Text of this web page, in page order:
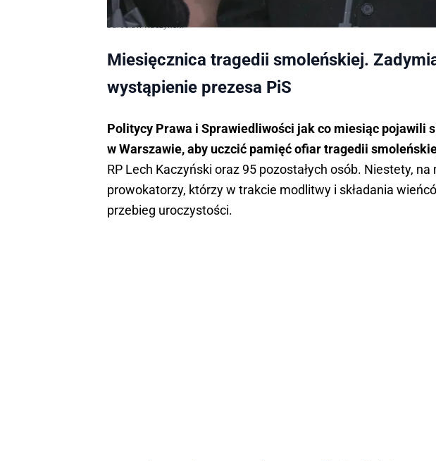
Jarosław Kaczyński
Miesięcznica tragedii smoleńskiej.
wystąpienie prezesa PiS
Politycy Prawa i Sprawiedliwości jak co miesiąc pojawili
w Warszawie, aby uczcić pamięć ofiar tragedii
RP Lech Kaczyński oraz 95 pozostałych osób. Niestety,
prowokatorzy, którzy w trakcie modlitwy i składania
przebieg uroczystości.